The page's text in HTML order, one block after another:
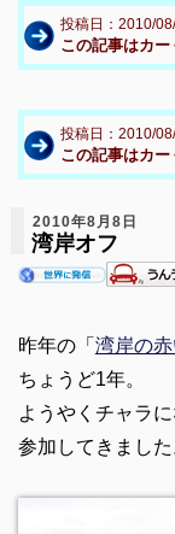
投稿日：2010/
この記事はカー
投稿日：2010/
この記事はカー
2010年8月8日
湾岸オフ
昨年の「 湾岸の
ちょうど1年。
ようやくチャラ
参加してきました